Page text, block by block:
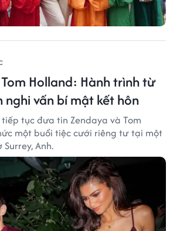
Holland: Hành trình từ
nghi vấn bí mật kết hôn
tục đưa tin Zendaya và Tom
một buổi tiệc cưới riêng tư tại một
Anh.